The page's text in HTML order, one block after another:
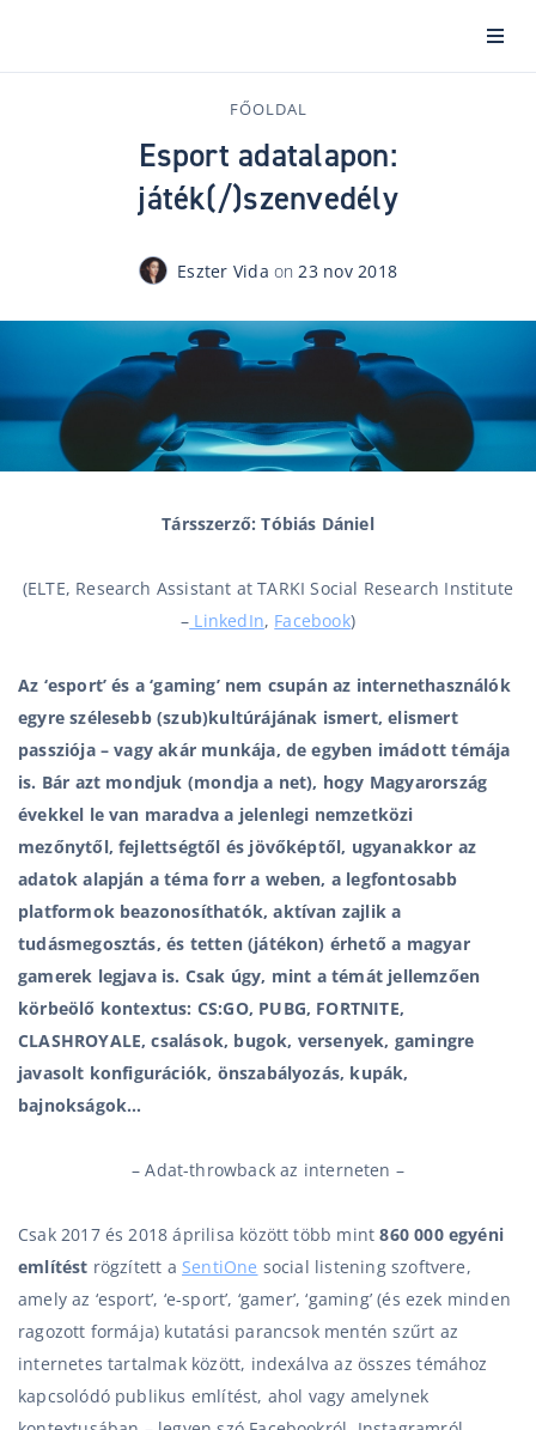
FŐOLDAL
Esport adatalapon:
játék(/)szenvedély
Eszter Vida on 23 nov 2018
Társszerző: Tóbiás Dániel
(ELTE, Research Assistant at TARKI Social Research Institute
– LinkedIn, Facebook)
Az ‘esport’ és a ‘gaming’ nem csupán az internethasználók
egyre szélesebb (szub)kultúrájának ismert, elismert
passziója – vagy akár munkája, de egyben imádott témája
is. Bár azt mondjuk (mondja a net), hogy Magyarország
évekkel le van maradva a jelenlegi nemzetközi
mezőnytől, fejlettségtől és jövőképtől, ugyanakkor az
adatok alapján a téma forr a weben, a legfontosabb
platformok beazonosíthatók, aktívan zajlik a
tudásmegosztás, és tetten (játékon) érhető a magyar
gamerek legjava is. Csak úgy, mint a témát jellemzően
körbeölő kontextus: CS:GO, PUBG, FORTNITE,
CLASHROYALE, csalások, bugok, versenyek, gamingre
javasolt konfigurációk, önszabályozás, kupák,
bajnokságok…
– Adat-throwback az interneten –
Csak 2017 és 2018 áprilisa között több mint860 000 egyéni
említést rögzített a SentiOne social listening szoftvere,
amely az ‘esport’, ‘e-sport’, ‘gamer’, ‘gaming’ (és ezek minden
ragozott formája) kutatási parancsok mentén szűrt az
internetes tartalmak között, indexálva az összes témához
kapcsolódó publikus említést, ahol vagy amelynek